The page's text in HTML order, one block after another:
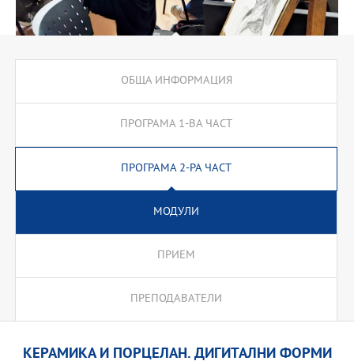
ОБЩА ИНФОРМАЦИЯ
ПРОГРАМА 1-ВА ЧАСТ
ПРОГРАМА 2-РА ЧАСТ
МОДУЛИ
ПРИЕМ
ПРЕПОДАВАТЕЛИ
КЕРАМИКА И ПОРЦЕЛАН. ДИГИТАЛНИ ФОРМИ